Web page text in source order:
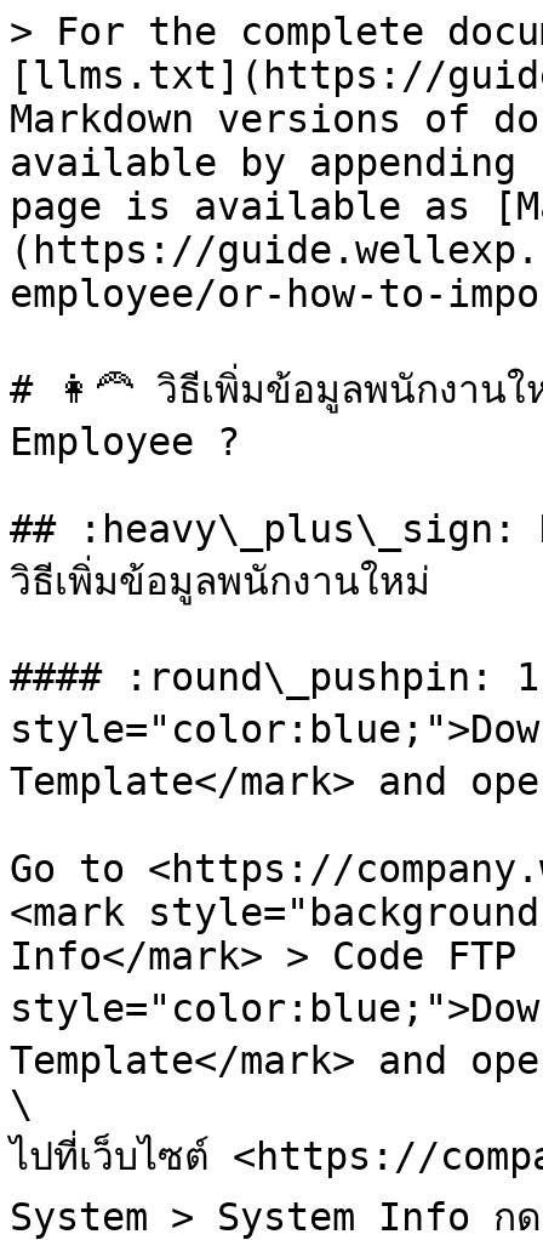
> For the complete
[llms.txt](https://
Markdown versions of
available by
page is available as
(https://
employee/or-how-to-
# 👩🦰 วิธีเพิ่มข้อมูลพนักงา
Employee ?
## :heavy\_plus\_sign:
วิธีเพิ่มข้อมูลพนักงานใหม่
#### :round\_pushpin:
Template</mark> and
Go to <https://
<mark
Info</mark> > Code
Template</mark> and
\
ไปที่เว็บไซต์ <https://
System > System Info ก